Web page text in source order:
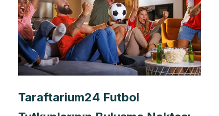
Taraftarium24 Futbol